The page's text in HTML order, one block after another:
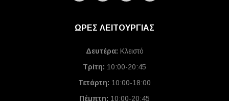
ΩΡΕΣ ΛΕΙΤΟΥΡΓΙΑΣ
Δευτέρα: Κλειστό
Τρίτη: 10:00-20:45
Τετάρτη: 10:00-18:00
Πέμπτη: 10:00-20:45